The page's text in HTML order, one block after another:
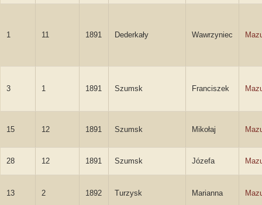
1 11 1891 Dederkały Wawrzyniec
3 1 1891 Szumsk Franciszek
15 12 1891 Szumsk Mikołaj
28 12 1891 Szumsk Józefa
13 2 1892 Turzysk Marianna